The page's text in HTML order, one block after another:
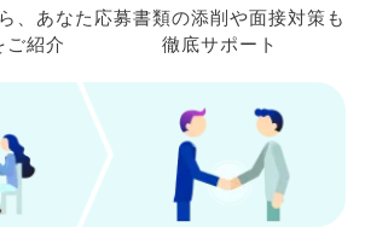
、 あなた
ご紹介
応募書類の添削や面接対策も
徹底サポート